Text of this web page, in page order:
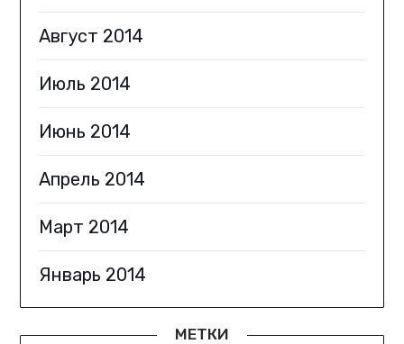
Август 2014
Июль 2014
Июнь 2014
Апрель 2014
Март 2014
Январь 2014
МЕТКИ